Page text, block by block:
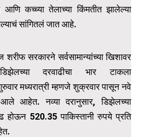
आणि कच्च्या तेलाच्या किंमतीत झालेल्या
सांगितलं जात आहे.
शरीफ सरकारने सर्वसामान्यांच्या खिशावर
दरवाढीचा भार टाकला
मध्यरात्री म्हणजे शुक्रवार पासून नवे
आहेत. नव्या दरानुसार, डिझेलच्या
होऊन 520.35 पाकिस्तानी रुपये प्रति